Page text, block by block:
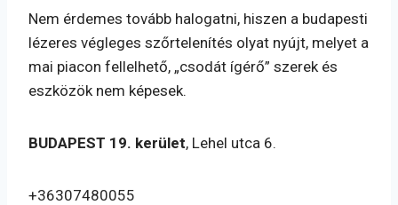
Nem érdemes tovább halogatni, hiszen a budapesti
lézeres végleges szőrtelenítés olyat nyújt, melyet a
mai piacon fellelhető, „csodát ígérő” szerek és
eszközök nem képesek.
BUDAPEST 19. kerület, Lehel utca 6.
+36307480055